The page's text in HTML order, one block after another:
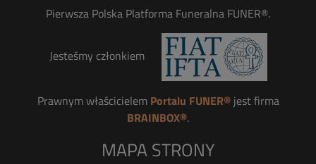
Pierwsza Polska Platforma Funeralna FUNER®.
Jesteśmy członkiem
Prawnym właścicielem Portalu FUNER®jest firma
BRAINBOX®.
MAPA STRONY